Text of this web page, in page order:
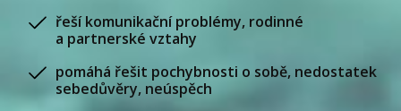
řeší komunikační problémy, rodinné
a partnerské vztahy
pomáhá řešit pochybnosti o sobě, nedostatek
sebedůvěry, neúspěch